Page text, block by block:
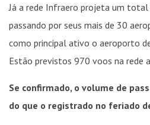
Já a rede Infraero projeta um total
passando por seus mais de 30
como principal ativo o aeroporto
Estão previstos 970 voos na rede
Se confirmado, o volume de
do que o registrado no feriado